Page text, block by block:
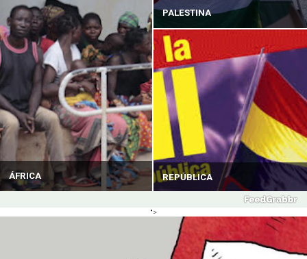
ÁFRICA
PALESTINA
REPÚBLICA
">